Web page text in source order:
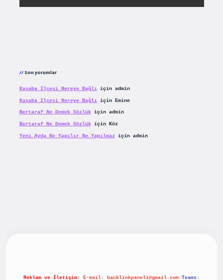
Son yorumlar
Kasaba Ilçesi Nereye Bağlıiçin admin
Kasaba Ilçesi Nereye Bağlıiçin Emine
Bertaraf Ne Demek Sözlükiçin admin
Bertaraf Ne Demek Sözlükiçin Köz
Yeni Ayda Ne Yapılır Ne Yapılmaziçin admin
Reklam ve İletişim: E-mail: backlinkpaneli@gmail.com Teams: